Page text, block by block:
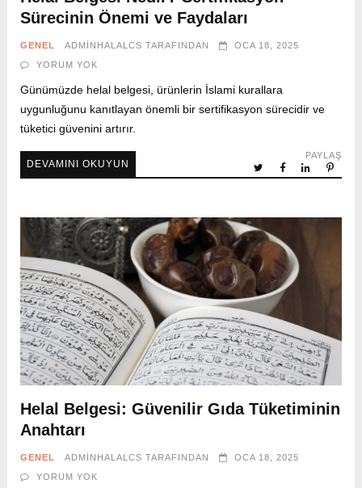
Sürecinin Önemi ve Faydaları
GENEL ADMINHALALCS TARAFINDAN
OCA 18, 2025
YORUM YOK
Günümüzde helal belgesi, ürünlerin İslami kurallara
uygunluğunu kanıtlayan önemli bir sertifikasyon sürecidir ve
tüketici güvenini artırır.
DEVAMINI OKUYUN
PAYLAŞ
Helal Belgesi: Güvenilir Gıda Tüketiminin
Anahtarı
GENEL ADMINHALALCS TARAFINDAN
OCA 18, 2025
YORUM YOK